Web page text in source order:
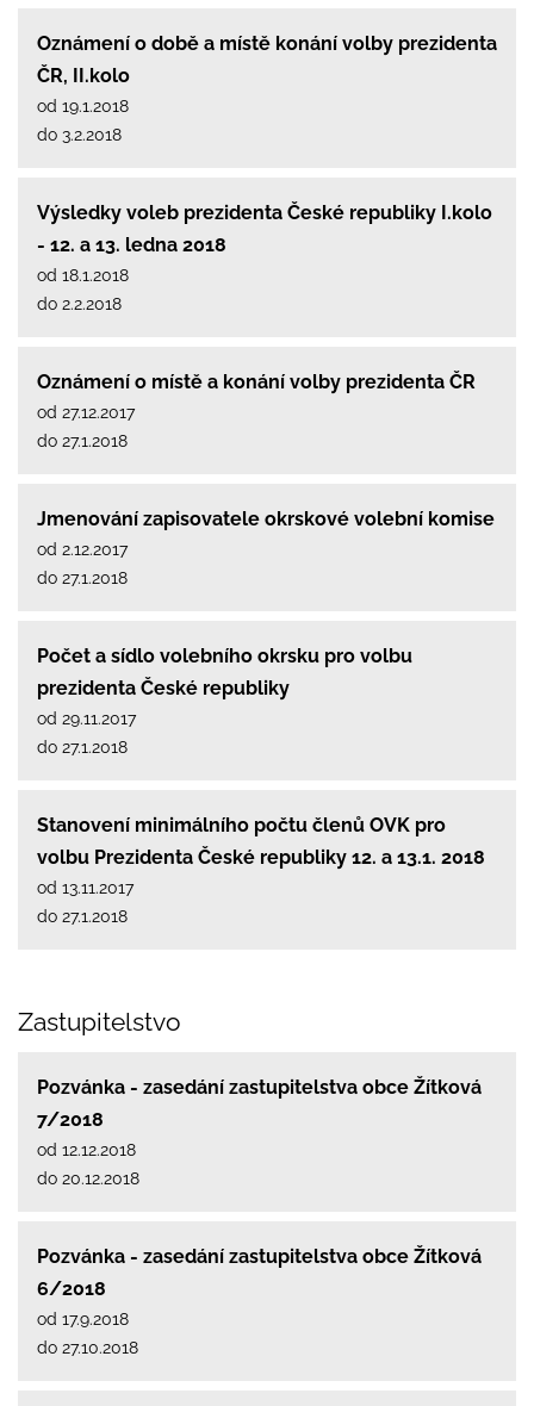
Oznámení o době a místě konání volby prezidenta
ČR, II.kolo
od 19.1.2018
do 3.2.2018
Výsledky voleb prezidenta České republiky I.kolo
- 12. a 13. ledna 2018
od 18.1.2018
do 2.2.2018
Oznámení o místě a konání volby prezidenta ČR
od 27.12.2017
do 27.1.2018
Jmenování zapisovatele okrskové volební komise
od 2.12.2017
do 27.1.2018
Počet a sídlo volebního okrsku pro volbu
prezidenta České republiky
od 29.11.2017
do 27.1.2018
Stanovení minimálního počtu členů OVK pro
volbu Prezidenta České republiky 12. a 13.1. 2018
od 13.11.2017
do 27.1.2018
Zastupitelstvo
Pozvánka - zasedání zastupitelstva obce Žítková
7/2018
od 12.12.2018
do 20.12.2018
Pozvánka - zasedání zastupitelstva obce Žítková
6/2018
od 17.9.2018
do 27.10.2018